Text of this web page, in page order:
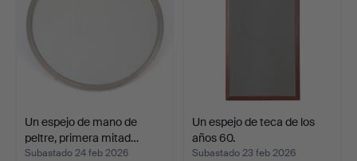
Un espejo de mano de
peltre, primera mitad…
Subastado 24 feb 2026
Un espejo de teca de los
años 60.
Subastado 23 feb 2026